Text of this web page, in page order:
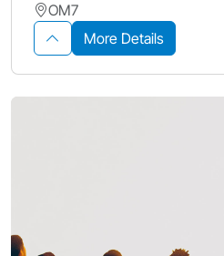
OM7
More Details